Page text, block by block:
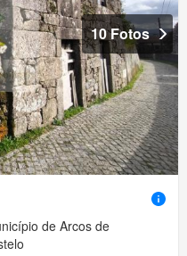
10 Fotos
de Arcos de